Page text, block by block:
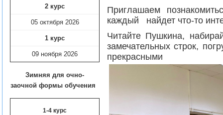
2 курс
05 октября 2026
1 курс
09 ноября 2026
Зимняя для очно-
заочной формы обучения
1-4 курс
Приглашаем
каждый найдет что-то
Читайте Пушкина,
замечательных cтрок,